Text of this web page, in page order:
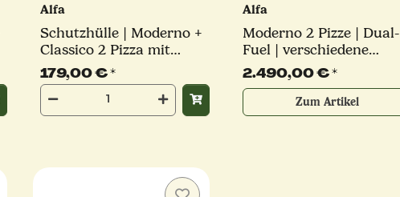
Alfa
Schutzhülle | Moderno +
Classico 2 Pizza mit
Unterbau | Alfa Forni
179,00 €*
Alfa
Moderno 2 Pizze | Dual-
Fuel | verschiedene
Farben | Alfa Forni
2.490,00 €*
Zum Artikel